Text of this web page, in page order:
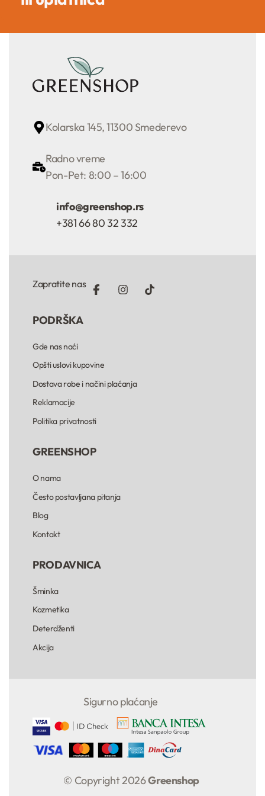
Kolarska 145, 11300 Smederevo
Radno vreme
Pon-Pet: 8:00 – 16:00
info@greenshop.rs
+381 66 80 32 332
Zapratite nas
PODRŠKA
Gde nas naći
Opšti uslovi kupovine
Dostava robe i načini plaćanja
Reklamacije
Politika privatnosti
GREENSHOP
O nama
Često postavljana pitanja
Blog
Kontakt
PRODAVNICA
Šminka
Kozmetika
Deterdženti
Akcija
© Copyright 2026Greenshop
Sigurno plaćanje